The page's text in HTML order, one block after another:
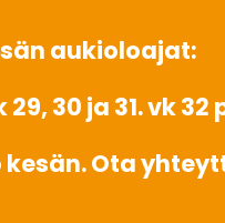
aukioloajat:
30 ja 31. vk
Ota